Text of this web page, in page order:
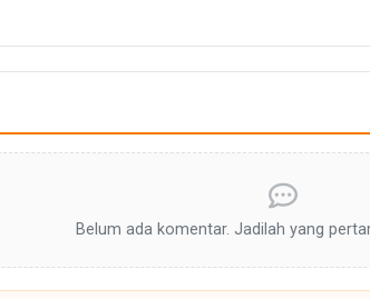
Belum ada komentar. Jadilah yang